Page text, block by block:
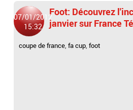
07/01/2012
15:32
Foot: Découvrez
janvier sur France
coupe de france,fa cup,foot